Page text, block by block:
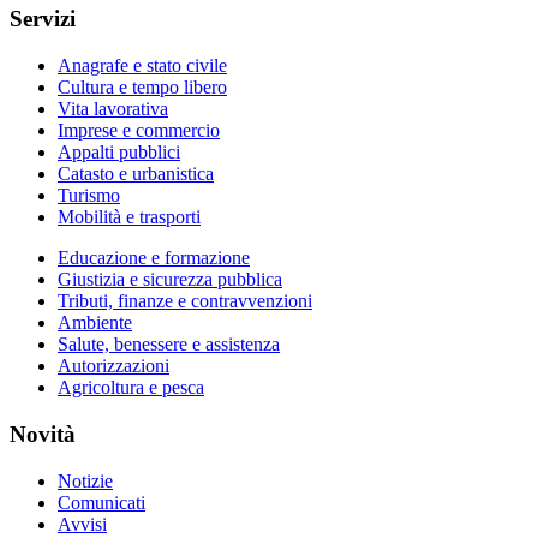
Servizi
Anagrafe e stato civile
Cultura e tempo libero
Vita lavorativa
Imprese e commercio
Appalti pubblici
Catasto e urbanistica
Turismo
Mobilità e trasporti
Educazione e formazione
Giustizia e sicurezza pubblica
Tributi, finanze e contravvenzioni
Ambiente
Salute, benessere e assistenza
Autorizzazioni
Agricoltura e pesca
Novità
Notizie
Comunicati
Avvisi